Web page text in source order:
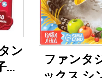
ン
供
ファンタ